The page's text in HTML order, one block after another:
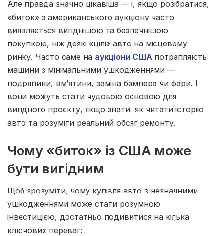
Але правда значно цікавіша — і, якщо розібратися,
«биток» з американського аукціону часто
виявляється вигіднішою та безпечнішою
покупкою, ніж деякі «цілі» авто на місцевому
ринку. Часто саме на аукціони США потрапляють
машини з мінімальними ушкодженнями —
подряпини, вм’ятини, заміна бампера чи фари. І
вони можуть стати чудовою основою для
вигідного проєкту, якщо знати, як читати історію
авто та розуміти реальний обсяг ремонту.
Чому «биток» із США може
бути вигідним
Щоб зрозуміти, чому купівля авто з незначними
ушкодженнями може стати розумною
інвестицією, достатньо подивитися на кілька
ключових переваг: